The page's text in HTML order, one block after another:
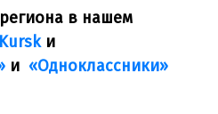
в нашем
и
и «Одноклассники»